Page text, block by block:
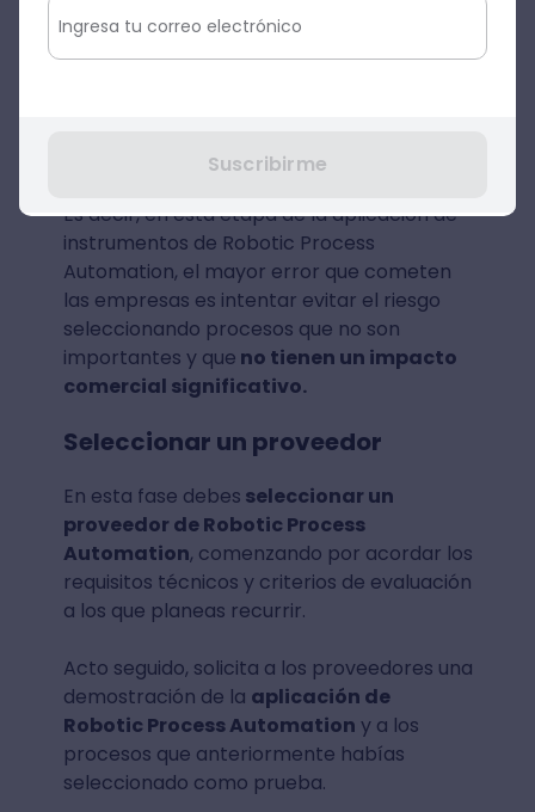
confirmar si la RPA es una buena opción.
Es decir, en esta etapa de la aplicación de
instrumentos de Robotic Process
Automation, el mayor error que cometen
las empresas es intentar evitar el riesgo
seleccionando procesos que no son
importantes y que no tienen un impacto
comercial significativo.
Seleccionar un proveedor
En esta fase debes seleccionar un
proveedor de Robotic Process
Automation, comenzando por acordar los
requisitos técnicos y criterios de evaluación
a los que planeas recurrir.
Acto seguido, solicita a los proveedores una
demostración de la aplicación de
Robotic Process Automation y a los
procesos que anteriormente habías
seleccionado como prueba.
Suscribirme